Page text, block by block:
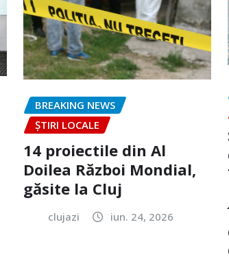
BREAKING NEWS
ȘTIRI LOCALE
14 proiectile din Al
Doilea Război Mondial,
găsite la Cluj
clujazi iun. 24, 2026